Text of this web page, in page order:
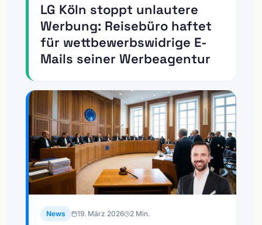
LG Köln stoppt unlautere
Werbung: Reisebüro haftet
für wettbewerbswidrige E-
Mails seiner Werbeagentur
News 19. März 2026 2 Min.